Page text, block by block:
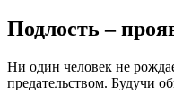
Подлость –
Ни один человек не
предательством. Будучи